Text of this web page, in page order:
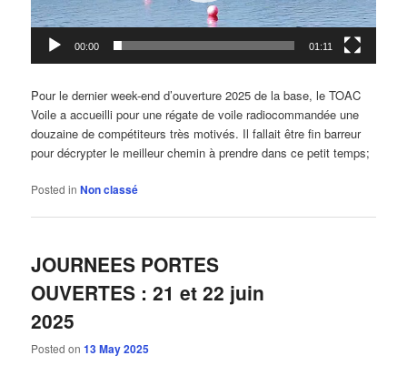
00:00 01:11
Pour le dernier week-end d’ouverture 2025 de la base, le TOAC
Voile a accueilli pour une régate de voile radiocommandée une
douzaine de compétiteurs très motivés. Il fallait être fin barreur
pour décrypter le meilleur chemin à prendre dans ce petit temps;
Posted in Non classé
JOURNEES PORTES
OUVERTES : 21 et 22 juin
2025
Posted on13 May 2025